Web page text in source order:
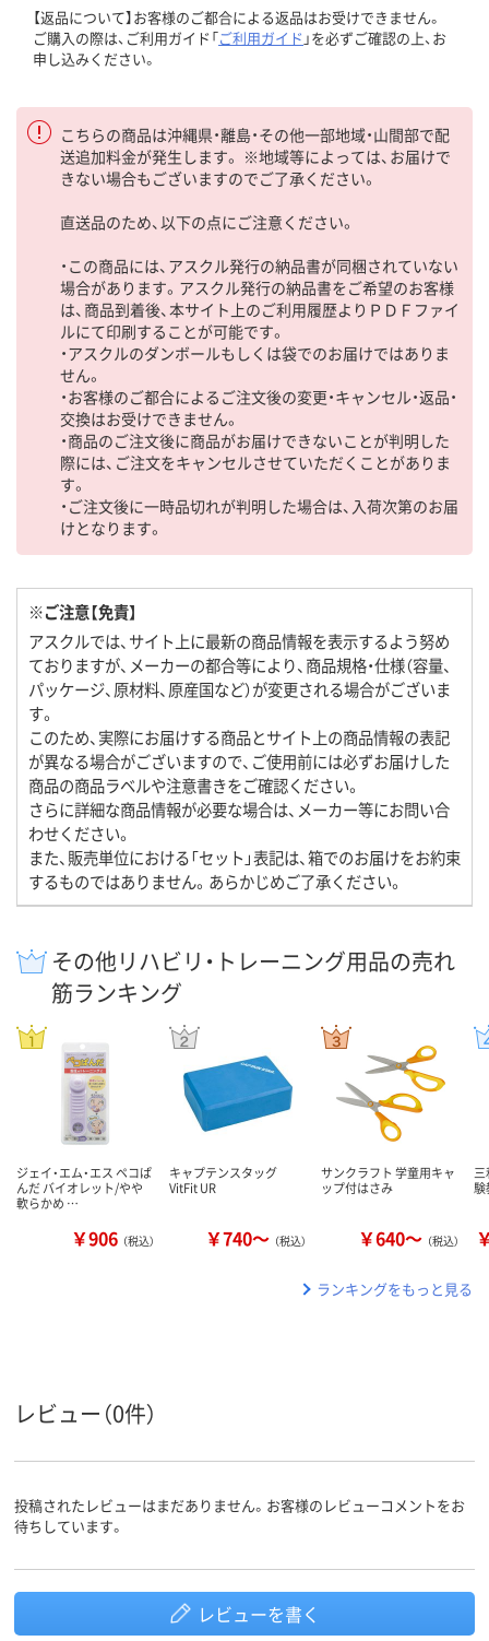
【返品について】お客様のご都合による返品はお受けできません。
ご購入の際は、ご利用ガイド「ご利用ガイド 」を必ずご確認の上、お
申し込みください。
こちらの商品は沖縄県・離島・その他一部地域・山間部で配
送追加料金が発生します。 ※地域等によっては、お届けで
きない場合もございますのでご了承ください。
直送品のため、以下の点にご注意ください。
・この商品には、アスクル発行の納品書が同梱されていない
場合があります。アスクル発行の納品書をご希望のお客様
は、商品到着後、本サイト上のご利用履歴よりＰＤＦファイ
ルにて印刷することが可能です。
・アスクルのダンボールもしくは袋でのお届けではありま
せん。
・お客様のご都合によるご注文後の変更・キャンセル・返品・
交換はお受けできません。
・商品のご注文後に商品がお届けできないことが判明した
際には、ご注文をキャンセルさせていただくことがありま
す。
・ご注文後に一時品切れが判明した場合は、入荷次第のお届
けとなります。
※ご注意【免責】
アスクルでは、サイト上に最新の商品情報を表示するよう努め
ておりますが、メーカーの都合等により、商品規格・仕様（容量、
パッケージ、原材料、原産国など）が変更される場合がございま
す。
このため、実際にお届けする商品とサイト上の商品情報の表記
が異なる場合がございますので、ご使用前には必ずお届けした
商品の商品ラベルや注意書きをご確認ください。
さらに詳細な商品情報が必要な場合は、メーカー等にお問い合
わせください。
また、販売単位における「セット」表記は、箱でのお届けをお約束
するものではありません。あらかじめご了承ください。
その他リハビリ・トレーニング用品の売れ
筋ランキング
ジェイ・エム・エス ペコぱ
んだ バイオレット/やや
軟らかめ …
￥906 （税込）
キャプテンスタッグ
VitFit UR
￥740～ （税込）
サンクラフト 学童用キャ
ップ付はさみ
￥640～ （税込）
験
ランキングをもっと見る
レビュー（0件）
投稿されたレビューはまだありません。お客様のレビューコメントをお
待ちしています。
レビューを書く